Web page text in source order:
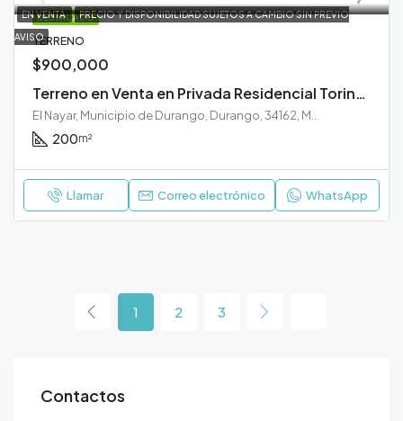
DESTACADO
EN VENTA PRECIO Y DISPONIBILIDAD SUJETOS A CAMBIO SIN PREVIO
AVISOTERRENO
$900,000
Terreno en Venta en Privada Residencial Torino Durango
200m²
Llamar Correo electrónico WhatsApp
1 2 3
Contactos